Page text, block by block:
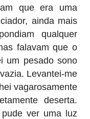
que era uma
ainda mais
qualquer
falavam que o
um pesado sono
Levantei-me
vagarosamente
deserta.
ver uma luz